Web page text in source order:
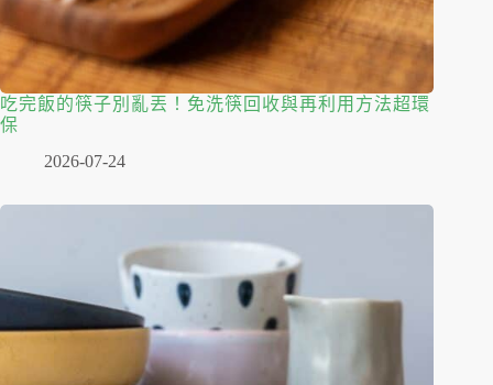
吃完飯的筷子別亂丟！免洗筷回收與再利用方法超環
保
2026-07-24